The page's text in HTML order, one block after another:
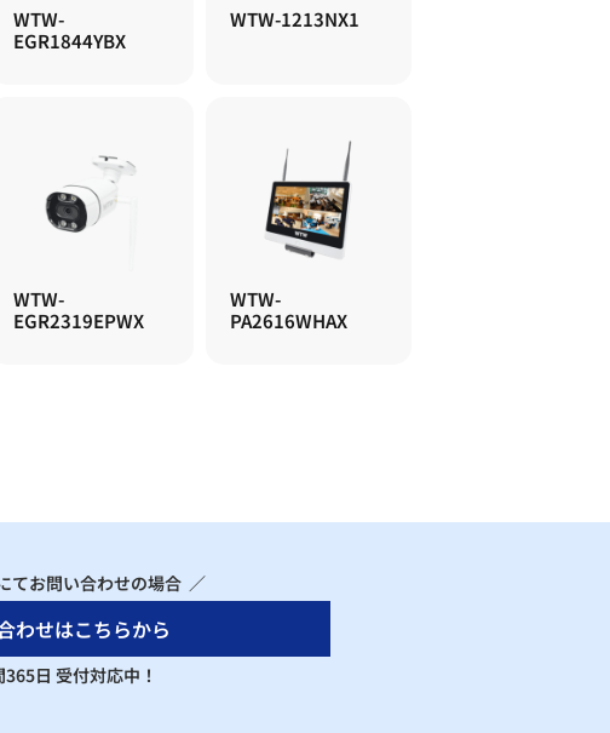
WTW-
EGR1844YBX
WTW-1213NX1
WTW-
EGR2319EPWX
WTW-
PA2616WHAX
てお問い合わせの場合 ／
わせはこちらから
日 受付対応中！